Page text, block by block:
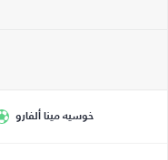
خوسيه مينا ألفارو